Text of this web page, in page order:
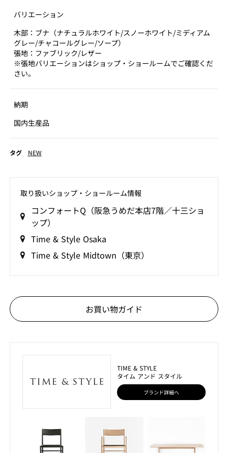
バリエーション
木部：ブナ（ナチュラルホワイト/スノーホワイト/ミディアム
グレー/チャコールグレー/ソープ）
張地：ファブリック/レザー
※張地バリエーションはショップ・ショールームでご確認くだ
さい。
納期
国内生産品
タグ NEW
取り扱いショップ‧ショールーム情報
コンフォートQ（阪急うめだ本店7階／十三ショ
ップ）
Time & Style Osaka
Time & Style Midtown（東京）
お買い物ガイド
TIME & STYLE
タイム アンド スタイル
ブランド詳細へ